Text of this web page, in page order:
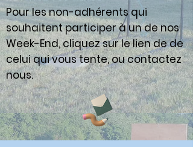
Pour les non-adhérents qui
souhaitent participer à un de nos
Week-End,cliquez sur le lien de de
celui qui vous tente, ou contactez
nous.